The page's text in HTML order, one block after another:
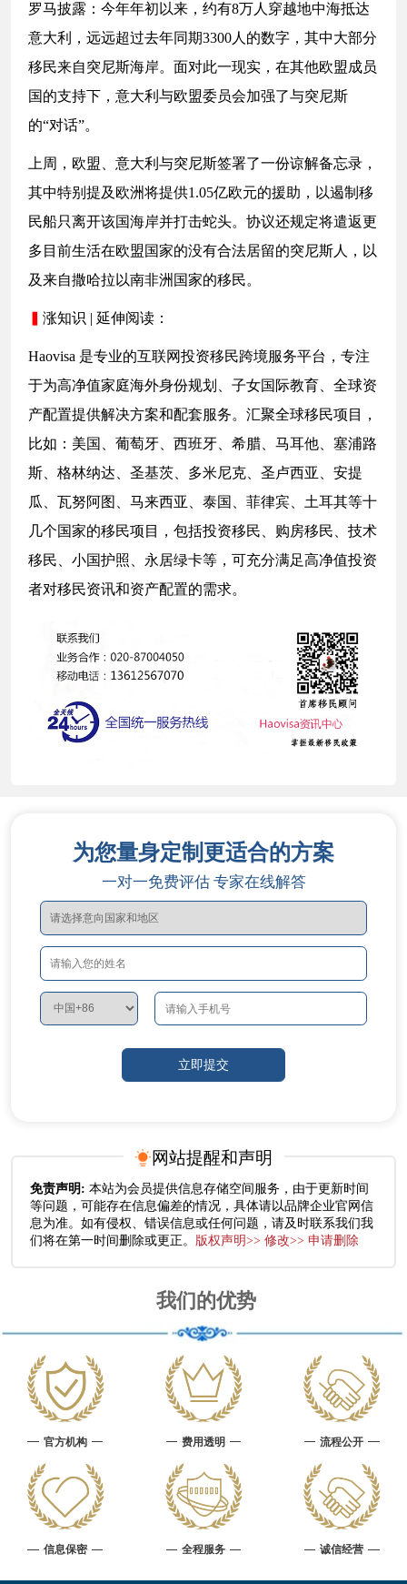
罗马披露：今年年初以来，约有8万人穿越地中海抵达
意大利，远远超过去年同期3300人的数字，其中大部分
移民来自突尼斯海岸。面对此一现实，在其他欧盟成员
国的支持下，意大利与欧盟委员会加强了与突尼斯
的“对话”。
上周，欧盟、意大利与突尼斯签署了一份谅解备忘录，
其中特别提及欧洲将提供1.05亿欧元的援助，以遏制移
民船只离开该国海岸并打击蛇头。协议还规定将遣返更
多目前生活在欧盟国家的没有合法居留的突尼斯人，以
及来自撒哈拉以南非洲国家的移民。
▍涨知识 | 延伸阅读：
Haovisa 是专业的互联网投资移民跨境服务平台，专注
于为高净值家庭海外身份规划、子女国际教育、全球资
产配置提供解决方案和配套服务。汇聚全球移民项目，
比如：美国、葡萄牙、西班牙、希腊、马耳他、塞浦路
斯、格林纳达、圣基茨、多米尼克、圣卢西亚、安提
瓜、瓦努阿图、马来西亚、泰国、菲律宾、土耳其等十
几个国家的移民项目，包括投资移民、购房移民、技术
移民、小国护照、永居绿卡等，可充分满足高净值投资
者对移民资讯和资产配置的需求。
为您量身定制更适合的方案
一对一免费评估 专家在线解答
网站提醒和声明
免责声明: 本站为会员提供信息存储空间服务，由于更新时间
等问题，可能存在信息偏差的情况，具体请以品牌企业官网信
息为准。如有侵权、错误信息或任何问题，请及时联系我们我
们将在第一时间删除或更正。 版权声明>> 修改>> 申请删除
我们的优势
官方机构 费用透明 流程公开
信息保密 全程服务 诚信经营